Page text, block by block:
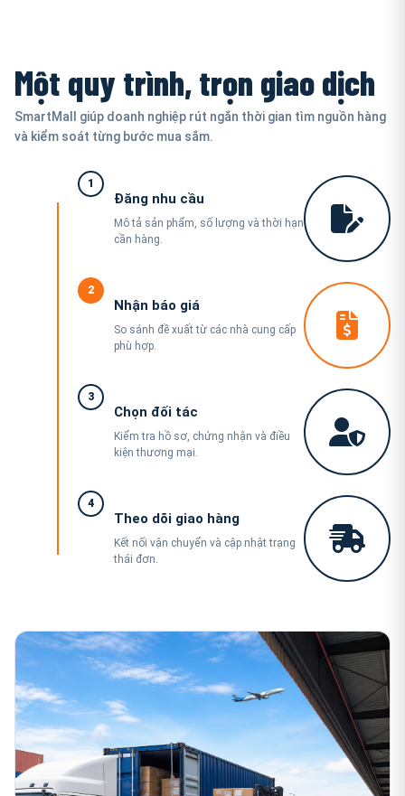
Một quy trình, trọn giao dịch
SmartMall giúp doanh nghiệp rút ngắn thời gian tìm nguồn hàng
và kiểm soát từng bước mua sắm.
1
Đăng nhu cầu
Mô tả sản phẩm, số lượng và thời hạn
cần hàng.
2
Nhận báo giá
So sánh đề xuất từ các nhà cung cấp
phù hợp.
3
Chọn đối tác
Kiểm tra hồ sơ, chứng nhận và điều
kiện thương mại.
4
Theo dõi giao hàng
Kết nối vận chuyển và cập nhật trạng
thái đơn.